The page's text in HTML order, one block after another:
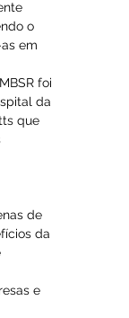
o
em
foi
da
que
de
da
e